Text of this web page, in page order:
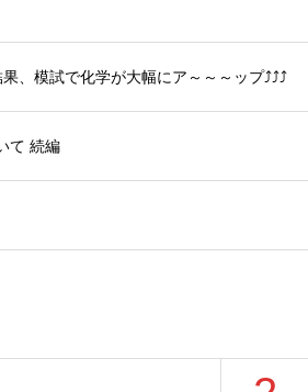
、模試で化学が大幅にア～～～ップ⤴⤴⤴
て 続編